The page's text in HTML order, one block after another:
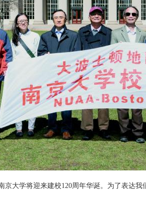
京大学将迎来建校120周年华诞。为了表达